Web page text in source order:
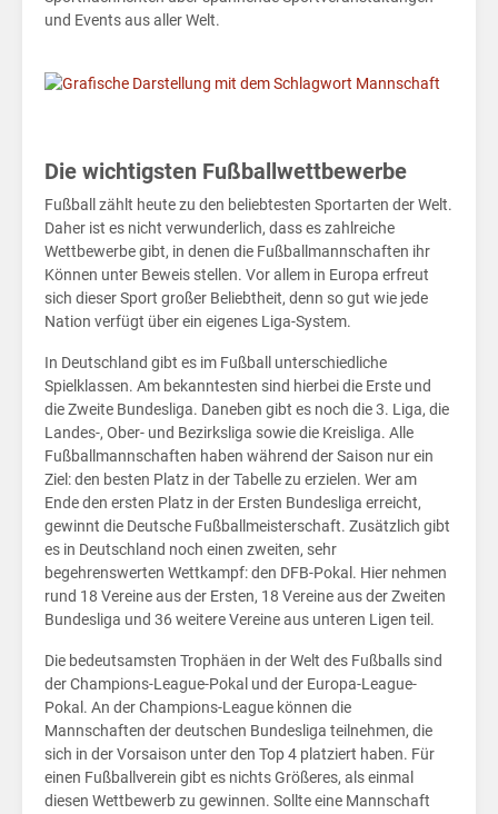
Wirtschaft
Sport
MV
Finanzen
für
Kids
Wirtschaft
für
Kids
News
Fakten
und Events aus aller Welt.
Die wichtigsten Fußballwettbewerbe
Fußball zählt heute zu den beliebtesten Sportarten der Welt.
Daher ist es nicht verwunderlich, dass es zahlreiche
Wettbewerbe gibt, in denen die Fußballmannschaften ihr
Können unter Beweis stellen. Vor allem in Europa erfreut
sich dieser Sport großer Beliebtheit, denn so gut wie jede
Nation verfügt über ein eigenes Liga-System.
In Deutschland gibt es im Fußball unterschiedliche
Spielklassen. Am bekanntesten sind hierbei die Erste und
die Zweite Bundesliga. Daneben gibt es noch die 3. Liga, die
Landes-, Ober- und Bezirksliga sowie die Kreisliga. Alle
Fußballmannschaften haben während der Saison nur ein
Ziel: den besten Platz in der Tabelle zu erzielen. Wer am
Ende den ersten Platz in der Ersten Bundesliga erreicht,
gewinnt die Deutsche Fußballmeisterschaft. Zusätzlich gibt
es in Deutschland noch einen zweiten, sehr
begehrenswerten Wettkampf: den DFB-Pokal. Hier nehmen
rund 18 Vereine aus der Ersten, 18 Vereine aus der Zweiten
Bundesliga und 36 weitere Vereine aus unteren Ligen teil.
Die bedeutsamsten Trophäen in der Welt des Fußballs sind
der Champions-League-Pokal und der Europa-League-
Pokal. An der Champions-League können die
Mannschaften der deutschen Bundesliga teilnehmen, die
sich in der Vorsaison unter den Top 4 platziert haben. Für
einen Fußballverein gibt es nichts Größeres, als einmal
diesen Wettbewerb zu gewinnen. Sollte eine Mannschaft